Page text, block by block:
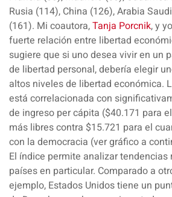
Rusia (114), China (126), Arabia
(161). Mi coautora,Tanja Porcnik, y
fuerte relación entre libertad
sugiere que si uno desea vivir en un
de libertad personal, debería elegir
altos niveles de libertad económica.
está correlacionada con
de ingreso per cápita ($40.171 para
más libres contra $15.721 para el
con la democracia (ver gráfico a
El índice permite analizar tendencias
países en particular. Comparado a
ejemplo, Estados Unidos tiene un